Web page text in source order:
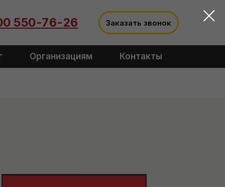
Заказать звонок
550-76-26
Организациям Контакты